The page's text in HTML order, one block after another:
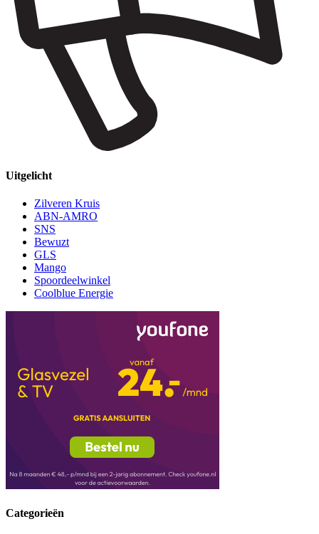
Uitgelicht
Zilveren Kruis
ABN-AMRO
SNS
Bewuzt
GLS
Mango
Spoordeelwinkel
Coolblue Energie
Categorieën